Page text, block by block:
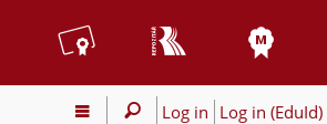
Log in Log in (EduId)